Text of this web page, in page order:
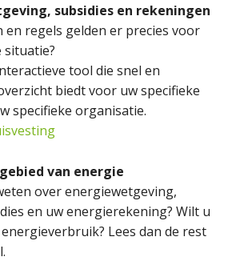
subsidies en rekeningen
en regels gelden er precies voor
situatie?
tool die snel en
biedt voor uw specifieke
specifieke organisatie.
van energie
over energiewetgeving,
en uw energierekening? Wilt u
Lees dan de rest